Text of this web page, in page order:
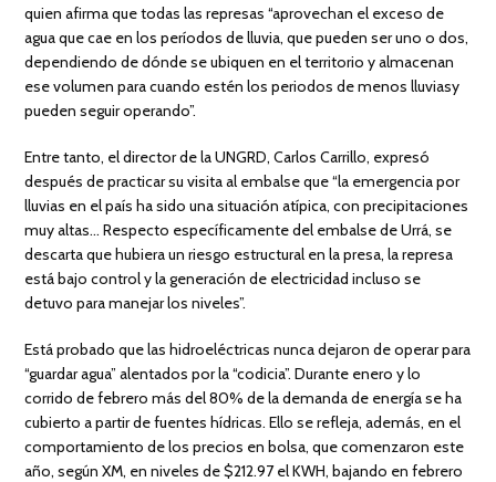
quien afirma que todas las represas “aprovechan el exceso de
agua que cae en los períodos de lluvia, que pueden ser uno o dos,
dependiendo de dónde se ubiquen en el territorio y almacenan
ese volumen para cuando estén los periodos de menos lluviasy
pueden seguir operando”.
Entre tanto, el director de la UNGRD, Carlos Carrillo, expresó
después de practicar su visita al embalse que “la emergencia por
lluvias en el país ha sido una situación atípica, con precipitaciones
muy altas… Respecto específicamente del embalse de Urrá, se
descarta que hubiera un riesgo estructural en la presa, la represa
está bajo control y la generación de electricidad incluso se
detuvo para manejar los niveles”.
Está probado que las hidroeléctricas nunca dejaron de operar para
“guardar agua” alentados por la “codicia”. Durante enero y lo
corrido de febrero más del 80% de la demanda de energía se ha
cubierto a partir de fuentes hídricas. Ello se refleja, además, en el
comportamiento de los precios en bolsa, que comenzaron este
año, según XM, en niveles de $212.97 el KWH, bajando en febrero